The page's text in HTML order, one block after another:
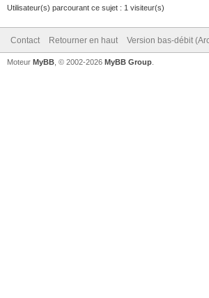
Utilisateur(s) parcourant ce sujet : 1 visiteur(s)
Contact Retourner en haut Version bas-débit
Moteur MyBB , © 2002-2026 MyBB Group